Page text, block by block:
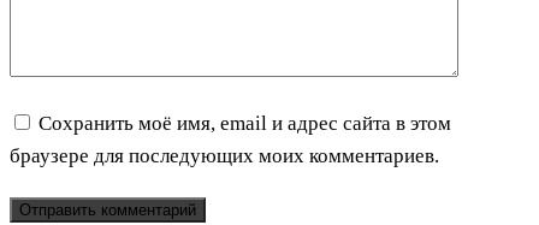
Сохранить моё имя, email и адрес сайта в этом
браузере для последующих моих комментариев.